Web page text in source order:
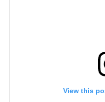
View this